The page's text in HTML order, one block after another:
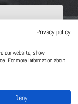
Privacy policy
our website, show
For more information about
Deny